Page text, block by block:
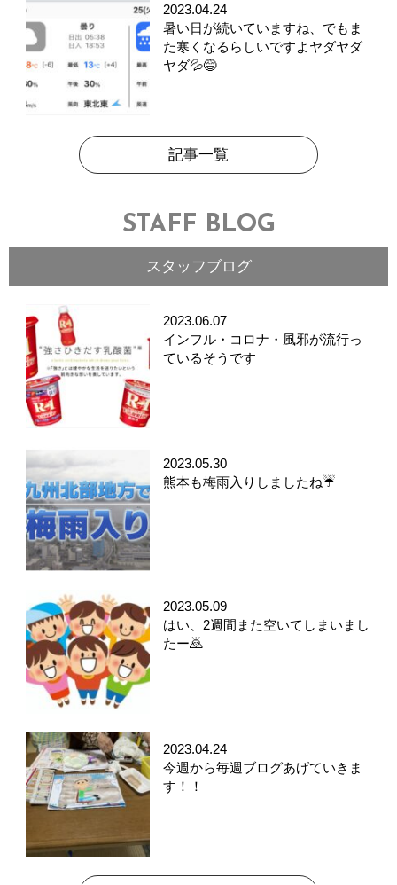
2023.04.24
暑い日が続いていますね、でもま
た寒くなるらしいですよヤダヤダ
ヤダ💦😅
記事一覧
STAFF BLOG
スタッフブログ
2023.06.07
インフル・コロナ・風邪が流行っ
ているそうです
2023.05.30
熊本も梅雨入りしましたね☔️
2023.05.09
はい、2週間また空いてしまいまし
たー🙇
2023.04.24
今週から毎週ブログあげていきま
す！！